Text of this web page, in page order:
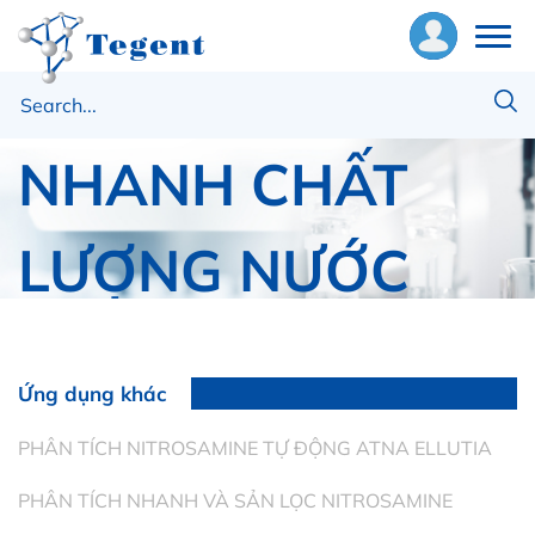
TEST KIT ĐO
NHANH CHẤT
LƯỢNG NƯỚC
Ứng dụng khác
PHÂN TÍCH NITROSAMINE TỰ ĐỘNG ATNA ELLUTIA
PHÂN TÍCH NHANH VÀ SẢN LỌC NITROSAMINE